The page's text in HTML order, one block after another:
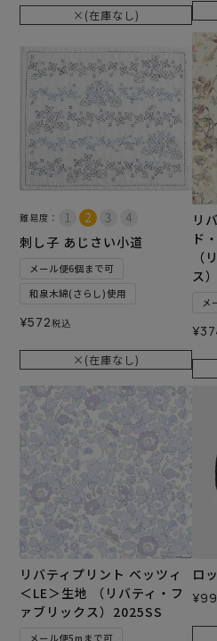
×(在庫なし)
難易度：
刺し子 あじさい小道
メール便6個まで可
和泉木綿(さらし)使用
¥572税込
×(在庫なし)
リ
ド
（
ス
メ
¥
リバティプリント ベッツィ
＜LE＞生地 （リバティ・フ
ァブリックス）2025SS
メール便5mまで可
ロ
¥